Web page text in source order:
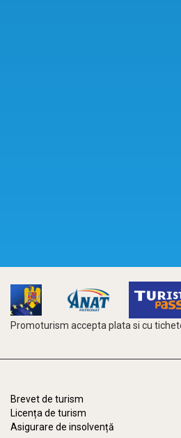
Promoturism accepta plata si cu
Brevet de turism
Licența de turism
Asigurare de insolvență